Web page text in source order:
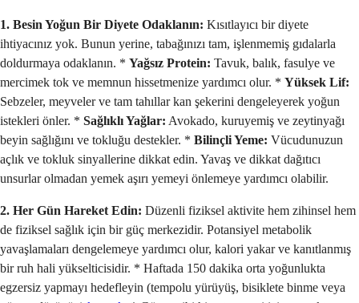
1. Besin Yoğun Bir Diyete Odaklanın: Kısıtlayıcı bir diyete
ihtiyacınız yok. Bunun yerine, tabağınızı tam, işlenmemiş gıdalarla
doldurmaya odaklanın. * Yağsız Protein: Tavuk, balık, fasulye ve
mercimek tok ve memnun hissetmenize yardımcı olur. * Yüksek Lif:
Sebzeler, meyveler ve tam tahıllar kan şekerini dengeleyerek yoğun
istekleri önler. * Sağlıklı Yağlar: Avokado, kuruyemiş ve zeytinyağı
beyin sağlığını ve tokluğu destekler. * Bilinçli Yeme: Vücudunuzun
açlık ve tokluk sinyallerine dikkat edin. Yavaş ve dikkat dağıtıcı
unsurlar olmadan yemek aşırı yemeyi önlemeye yardımcı olabilir.
2. Her Gün Hareket Edin: Düzenli fiziksel aktivite hem zihinsel hem
de fiziksel sağlık için bir güç merkezidir. Potansiyel metabolik
yavaşlamaları dengelemeye yardımcı olur, kalori yakar ve kanıtlanmış
bir ruh hali yükselticisidir. * Haftada 150 dakika orta yoğunlukta
egzersiz yapmayı hedefleyin (tempolu yürüyüş, bisiklete binme veya